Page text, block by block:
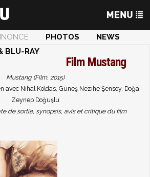
PHOTOS
NEWS
BLU-RAY
Film Mustang
Mustang (Film, 2015)
avec Nihal Koldas, Güneş Nezihe Şensoy, Doğa
Zeynep Doğuşlu
de sortie, synopsis, avis et critique du film